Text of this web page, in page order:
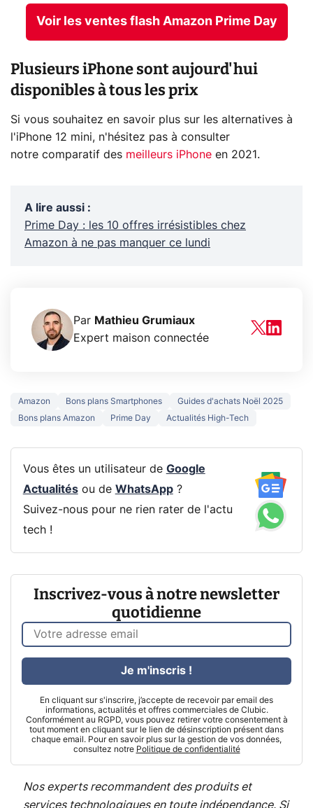
Voir les ventes flash Amazon Prime Day
Plusieurs iPhone sont aujourd'hui
disponibles à tous les prix
Si vous souhaitez en savoir plus sur les alternatives à
l'iPhone 12 mini, n'hésitez pas à consulter
notre comparatif des meilleurs iPhone en 2021.
A lire aussi :
Prime Day : les 10 offres irrésistibles chez
Amazon à ne pas manquer ce lundi
Par Mathieu Grumiaux
Expert maison connectée
Amazon Bons plans Smartphones
Guides d'achats Noël 2025
Bons plans Amazon
Prime Day Actualités High-Tech
Vous êtes un utilisateur de Google
Actualitésou de WhatsApp?
Suivez-nous pour ne rien rater de l'actu
tech !
Inscrivez-vous à notre newsletter
quotidienne
En cliquant sur s'inscrire, j’accepte de recevoir par email des
informations, actualités et offres commerciales de Clubic.
Conformément au RGPD, vous pouvez retirer votre consentement à
tout moment en cliquant sur le lien de désinscription présent dans
chaque email. Pour en savoir plus sur la gestion de vos données,
consultez notre Politique de confidentialité
Je m'inscris !
Nos experts recommandent des produits et
services technologiques en toute indépendance. Si